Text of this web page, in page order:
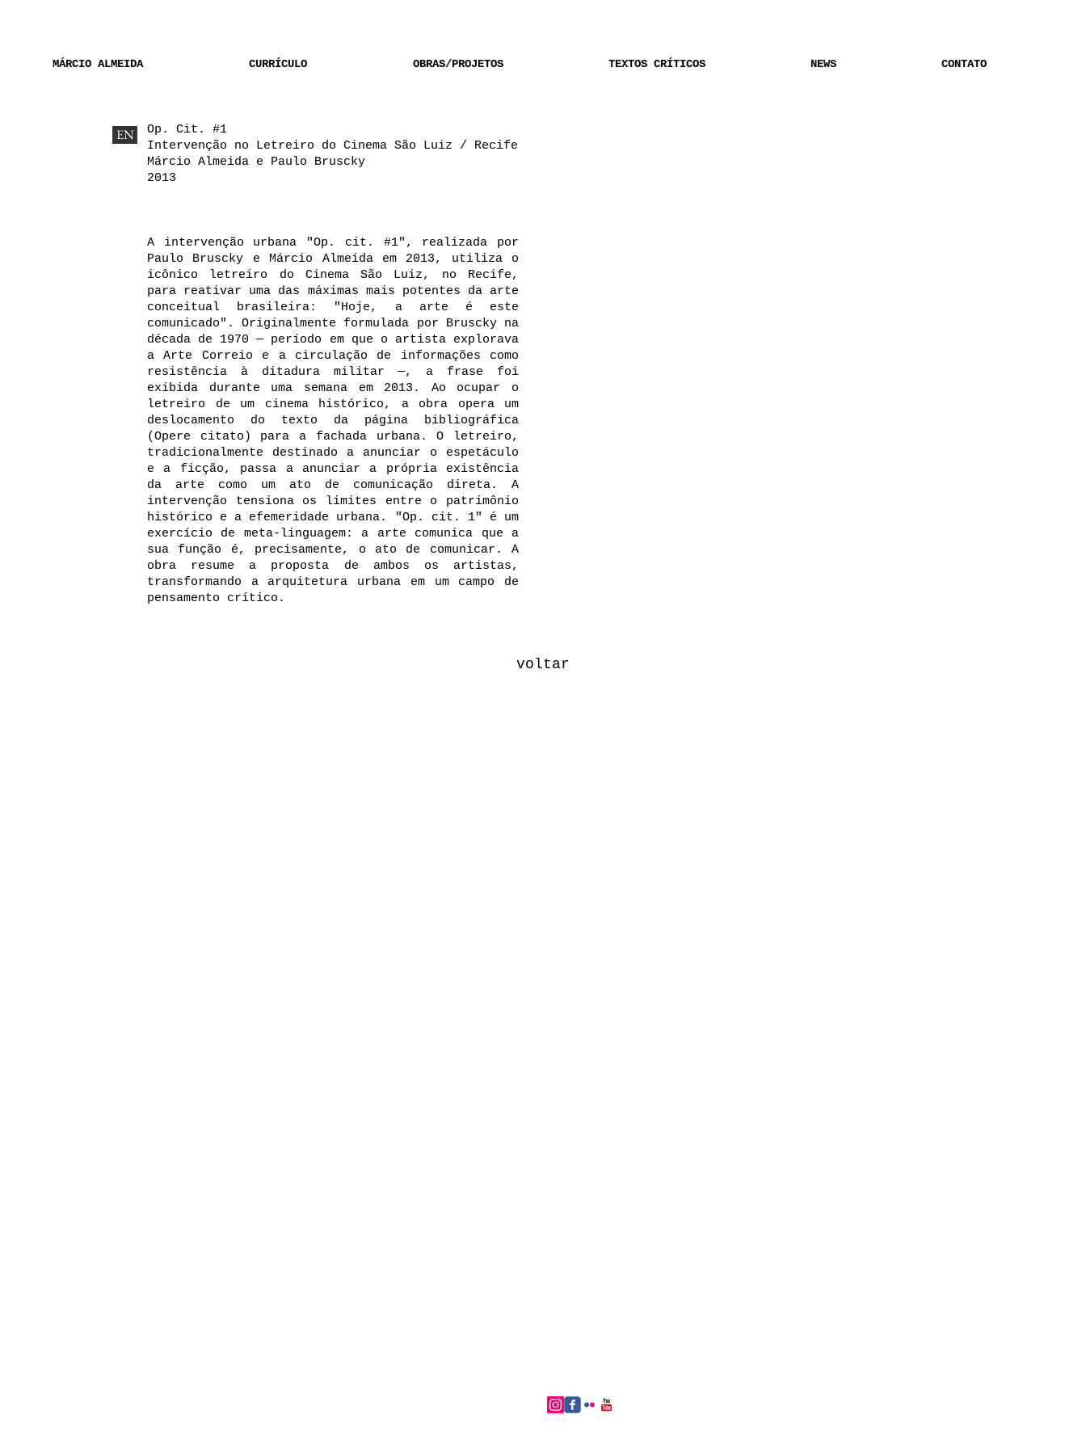
EN
Op. Cit. #1
Intervenção no Letreiro do Cinema São Luiz / Recife
Márcio Almeida e Paulo Bruscky
2013
​A intervenção urbana "Op. cit. #1", realizada por
Paulo Bruscky e Márcio Almeida em 2013, utiliza o
icônico letreiro do Cinema São Luiz, no Recife,
para reativar uma das máximas mais potentes da arte
conceitual brasileira: "Hoje, a arte é este
comunicado". Originalmente formulada por Bruscky na
década de 1970 — período em que o artista explorava
a Arte Correio e a circulação de informações como
resistência à ditadura militar —, a frase foi
exibida durante uma semana em 2013. Ao ocupar o
letreiro de um cinema histórico, a obra opera um
deslocamento do texto da página bibliográfica
(Opere citato) para a fachada urbana. O letreiro,
tradicionalmente destinado a anunciar o espetáculo
e a ficção, passa a anunciar a própria existência
da arte como um ato de comunicação direta. A
intervenção tensiona os limites entre o patrimônio
histórico e a efemeridade urbana. "Op. cit. 1" é um
exercício de meta-linguagem: a arte comunica que a
sua função é, precisamente, o ato de comunicar. A
obra resume a proposta de ambos os artistas,
transformando a arquitetura urbana em um campo de
pensamento crítico.
voltar
MÁRCIO ALMEIDA CURRÍCULO OBRAS/PROJETOS TEXTOS CRÍTICOS NEWS CONTATO